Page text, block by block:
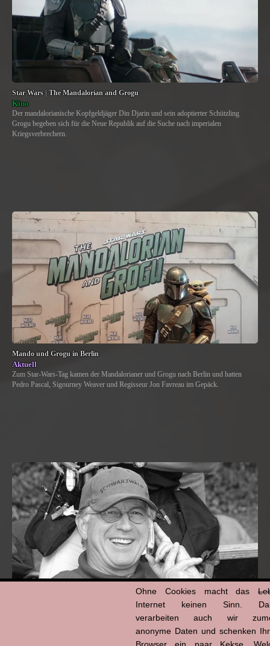
Star Wars | The Mandalorian and Grogu
Kino
Der mandalorianische Kopfgeldjäger Din Djarin und sein adoptierter Schützling
Grogu begeben sich für die Neue Republik auf die Suche nach imperialen
Kriegsverbrechern.
Mando und Grogu in Berlin
Aktuell
Zum Star-Wars-Tag kamen der Mandalorianer und Grogu nach Berlin und hatten
Pedro Pascal, Sigourney Weaver und Regisseur Jon Favreau im Gepäck.
Ohne Cookies macht das
Internet keinen Sinn.
verarbeiten auch wir
anonyme Daten und schenken